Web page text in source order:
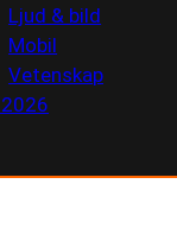
Ljud & bild
Mobil
Vetenskap
2026